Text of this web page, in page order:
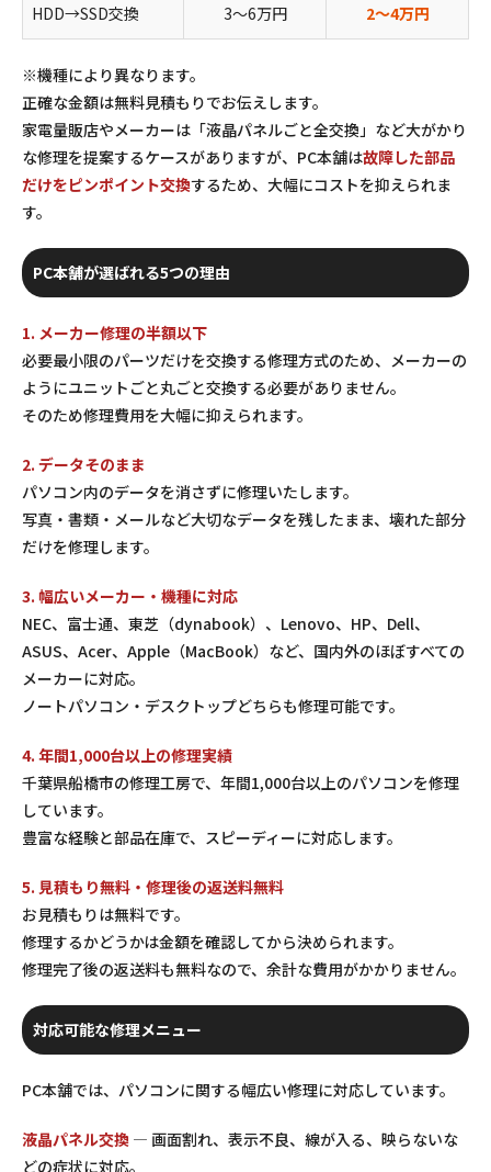
HDD→SSD交換 3〜6万円 2〜4万円
※機種により異なります。
正確な金額は無料見積もりでお伝えします。
家電量販店やメーカーは「液晶パネルごと全交換」など大がかり
な修理を提案するケースがありますが、PC本舗は故障した部品
だけをピンポイント交換するため、大幅にコストを抑えられま
す。
PC本舗が選ばれる5つの理由
1. メーカー修理の半額以下
必要最小限のパーツだけを交換する修理方式のため、メーカーの
ようにユニットごと丸ごと交換する必要がありません。
そのため修理費用を大幅に抑えられます。
2. データそのまま
パソコン内のデータを消さずに修理いたします。
写真・書類・メールなど大切なデータを残したまま、壊れた部分
だけを修理します。
3. 幅広いメーカー・機種に対応
NEC、富士通、東芝（dynabook）、Lenovo、HP、Dell、
ASUS、Acer、Apple（MacBook）など、国内外のほぼすべての
メーカーに対応。
ノートパソコン・デスクトップどちらも修理可能です。
4. 年間1,000台以上の修理実績
千葉県船橋市の修理工房で、年間1,000台以上のパソコンを修理
しています。
豊富な経験と部品在庫で、スピーディーに対応します。
5. 見積もり無料・修理後の返送料無料
お見積もりは無料です。
修理するかどうかは金額を確認してから決められます。
修理完了後の返送料も無料なので、余計な費用がかかりません。
対応可能な修理メニュー
PC本舗では、パソコンに関する幅広い修理に対応しています。
液晶パネル交換 — 画面割れ、表示不良、線が入る、映らないな
どの症状に対応。